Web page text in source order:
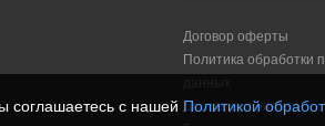
Договор оферты
Политика обработки
Доставка и оплата
соглашаетесь с нашей Политикой